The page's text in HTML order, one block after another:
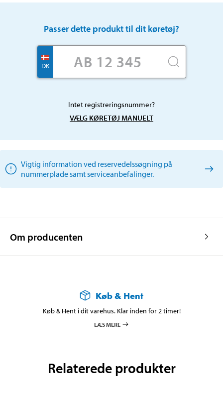
Passer dette produkt til dit køretøj?
DK
Intet registreringsnummer?
VÆLG KØRETØJ MANUELT
Vigtig information ved reservedelssøgning på
nummerplade samt serviceanbefalinger.
Om producenten
Køb & Hent
Køb & Hent i dit varehus. Klar inden for 2 timer!
LÆS MERE
Relaterede produkter